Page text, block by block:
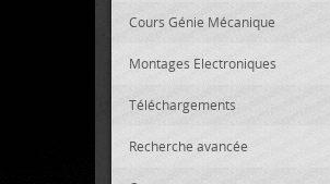
Cours Génie Mécanique
Montages Electroniques
Téléchargements
Recherche avancée